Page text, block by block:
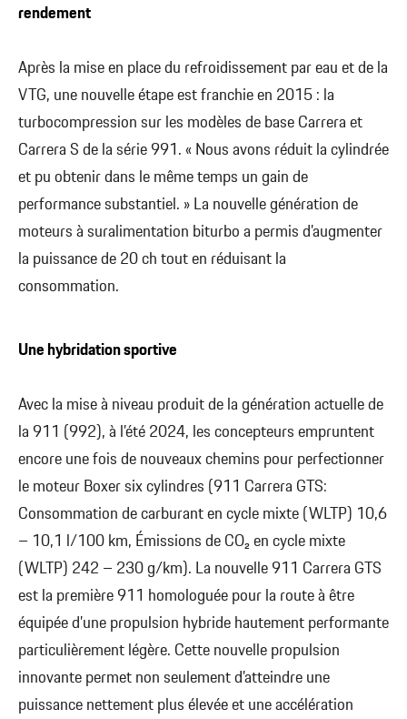
rendement
Après la mise en place du refroidissement par eau et de la
VTG, une nouvelle étape est franchie en 2015 : la
turbocompression sur les modèles de base Carrera et
Carrera S de la série 991. « Nous avons réduit la cylindrée
et pu obtenir dans le même temps un gain de
performance substantiel. » La nouvelle génération de
moteurs à suralimentation biturbo a permis d’augmenter
la puissance de 20 ch tout en réduisant la
consommation.
Une hybridation sportive
Avec la mise à niveau produit de la génération actuelle de
la 911 (992), à l’été 2024, les concepteurs empruntent
encore une fois de nouveaux chemins pour perfectionner
le moteur Boxer six cylindres (911 Carrera GTS:
Consommation de carburant en cycle mixte (WLTP) 10,6
– 10,1 l/100 km, Émissions de CO₂ en cycle mixte
(WLTP) 242 – 230 g/km). La nouvelle 911 Carrera GTS
est la première 911 homologuée pour la route à être
équipée d’une propulsion hybride hautement performante
particulièrement légère. Cette nouvelle propulsion
innovante permet non seulement d’atteindre une
puissance nettement plus élevée et une accélération